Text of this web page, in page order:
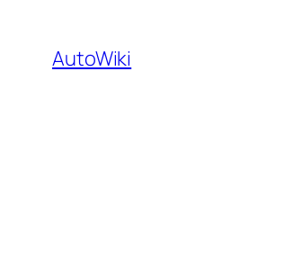
Inhalt
springen
AutoWiki